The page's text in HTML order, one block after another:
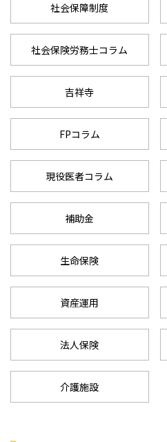
社会保障制度
社会保険労務士コラム
吉祥寺
FPコラム
現役医者コラム
補助金
生命保険
資産運用
法人保険
介護施設